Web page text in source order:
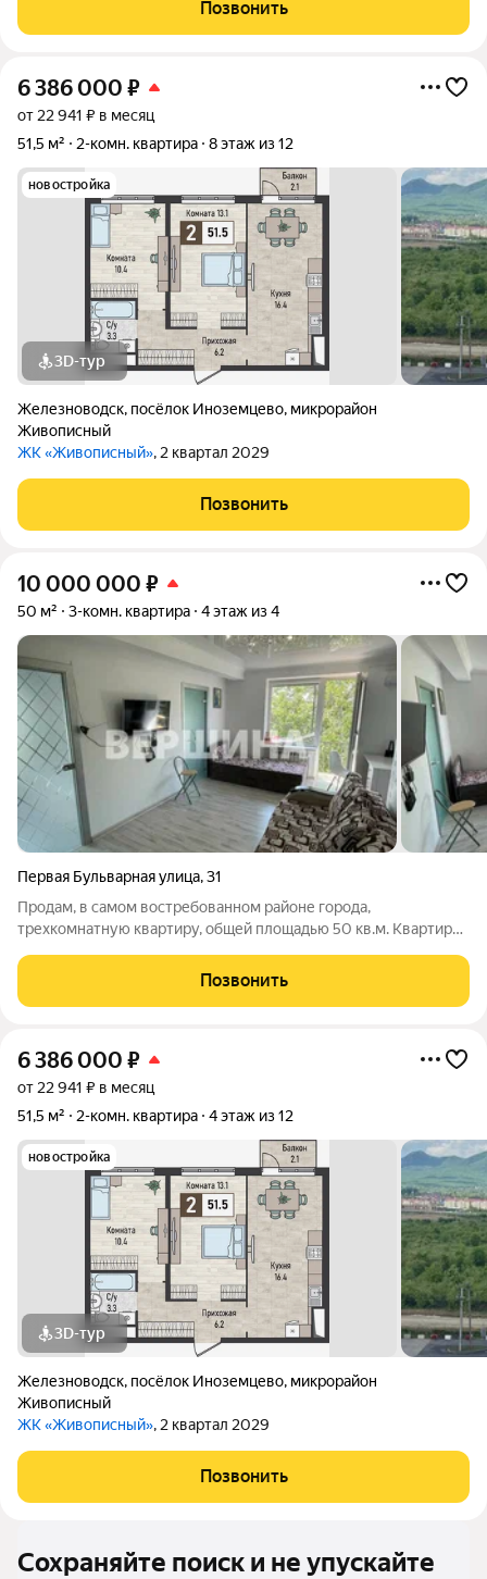
гору Машук. Евроремонт: Современный
Позвонить
6 386 000 ₽
от 22 941 ₽ в месяц
51,5 м²
2-комн. квартира 8 этаж из 12
новостройка
3D-тур
Железноводск, посёлок Иноземцево, микрорайон
Живописный
ЖК «Живописный», 2 квартал 2029
Позвонить
10 000 000 ₽
50 м² 3-комн. квартира 4 этаж из 4
Первая Бульварная улица,31
Продам, в самом востребованном районе города,
трехкомнатную квартиру, общей площадью 50 кв.м. Квартира
совмещенный, есть балкон, откуда открывается прекрасный
вид на горы Эльбрус и Бештау. Дом кирпичный,
Позвонить
6 386 000 ₽
от 22 941 ₽ в месяц
51,5 м²
2-комн. квартира 4 этаж из 12
новостройка
3D-тур
Железноводск, посёлок Иноземцево, микрорайон
Живописный
ЖК «Живописный», 2 квартал 2029
Позвонить
Сохраняйте поиск и не упускайте